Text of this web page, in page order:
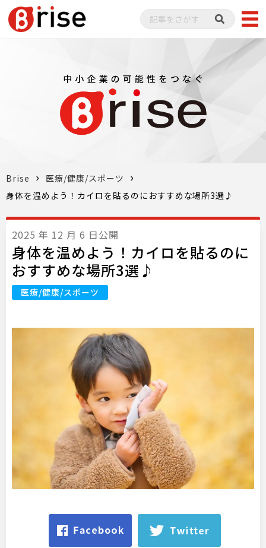
Brise
医療/健康/スポーツ
身体を温めよう！カイロを貼るのにおすすめな場所3選♪
2025 年 12 月 6 日公開
身体を温めよう！カイロを貼るのに
おすすめな場所3選♪
医療/健康/スポーツ